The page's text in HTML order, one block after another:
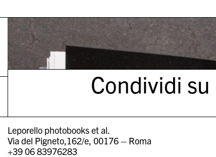
Condividi su
Leporello photobooks et al.
Via del Pigneto,162/e, 00176 – Roma
+39 06 83976283